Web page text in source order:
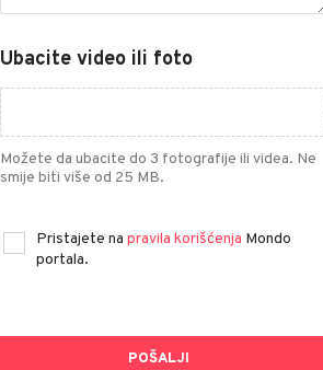
Ubacite video ili foto
Možete da ubacite do 3 fotografije ili videa. Ne
smije biti više od 25 MB.
Pristajete na pravila korišćenja Mondo
portala.
POŠALJI